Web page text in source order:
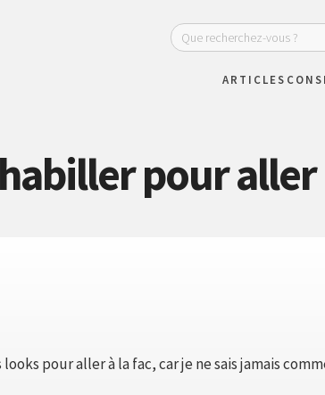
ARTICLES
pour aller
pour aller à la fac, car je ne sais jamais